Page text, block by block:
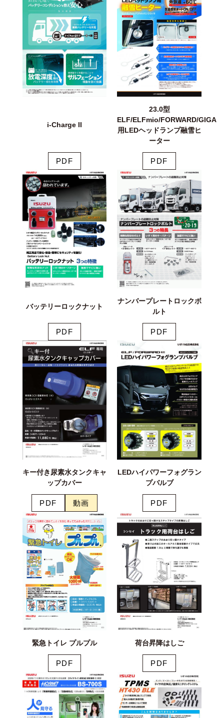
i-Charge II
PDF
23.0型
ELF/ELFmio/FORWARD/GIGA
用LEDヘッドランプ融雪ヒ
ーター
PDF
バッテリーロックナット
PDF
ナンバープレートロックボ
ルト
PDF
キー付き尿素水タンクキャ
ップカバー
PDF 動画
LEDハイパワーフォグラン
プバルブ
PDF
緊急トイレ プルプル
PDF
荷台昇降はしご
PDF